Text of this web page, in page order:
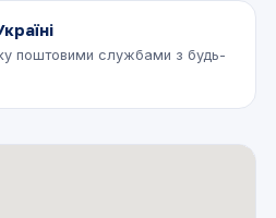
поштовими службами з будь-